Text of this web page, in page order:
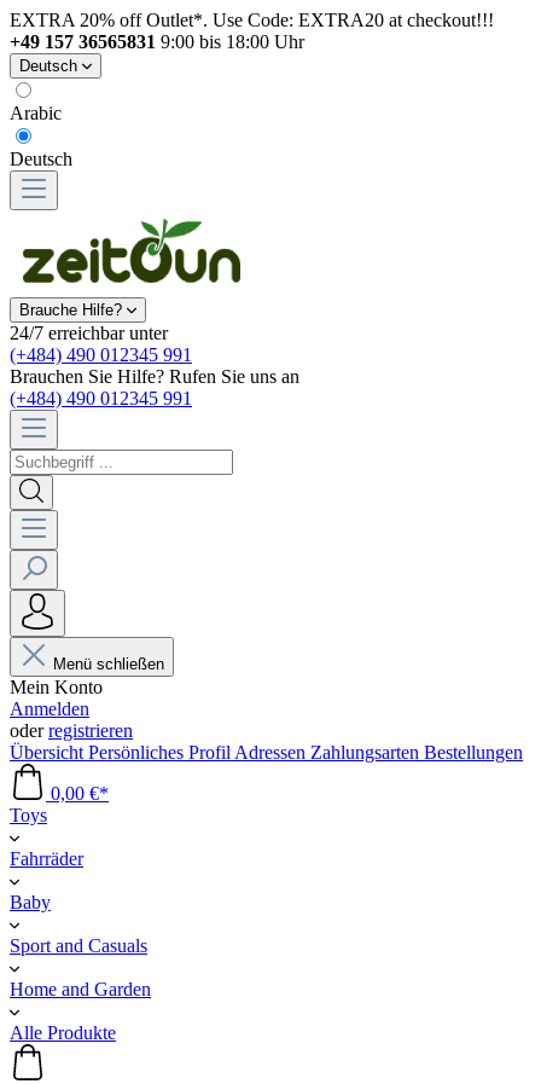
EXTRA 20% off Outlet*. Use Code: EXTRA20 at checkout!!!
+49 157 36565831 9:00 bis 18:00 Uhr
Deutsch
Arabic
Deutsch
Brauche Hilfe?
24/7 erreichbar unter
(+484) 490 012345 991
Brauchen Sie Hilfe? Rufen Sie uns an
(+484) 490 012345 991
Menü schließen
Mein Konto
Anmelden
oderregistrieren
Übersicht Persönliches Profil Adressen Zahlungsarten Bestellungen
0,00 €*
Toys
Fahrräder
Baby
Sport and Casuals
Home and Garden
Alle Produkte